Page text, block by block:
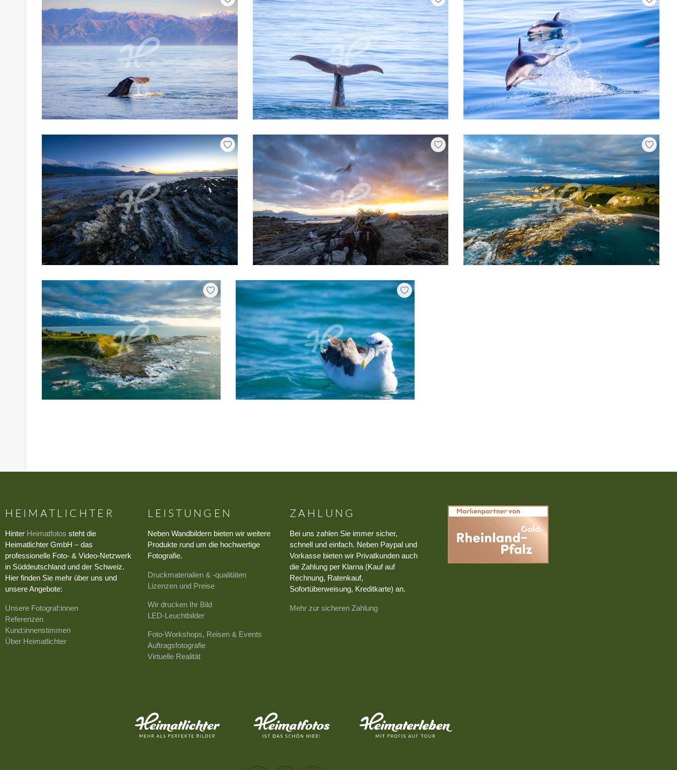
HEIMATLICHTER
Hinter Heimatfotos steht die
Heimatlichter GmbH – das
professionelle Foto- & Video-Netzwerk
in Süddeutschland und der Schweiz.
Hier finden Sie mehr über uns und
unsere Angebote:
Unsere Fotograf:innen
Referenzen
Kund:innenstimmen
Über Heimatlichter
LEISTUNGEN
Neben Wandbildern bieten wir weitere
Produkte rund um die hochwertige
Fotografie.
Druckmaterialien & -qualitäten
Lizenzen und Preise
Wir drucken Ihr Bild
LED-Leuchtbilder
Foto-Workshops, Reisen & Events
Auftragsfotografie
Virtuelle Realität
ZAHLUNG
Bei uns zahlen Sie immer sicher,
schnell und einfach. Neben Paypal und
Vorkasse bieten wir Privatkunden auch
die Zahlung per Klarna (Kauf auf
Rechnung, Ratenkauf,
Sofortüberweisung, Kreditkarte) an.
Mehr zur sicheren Zahlung